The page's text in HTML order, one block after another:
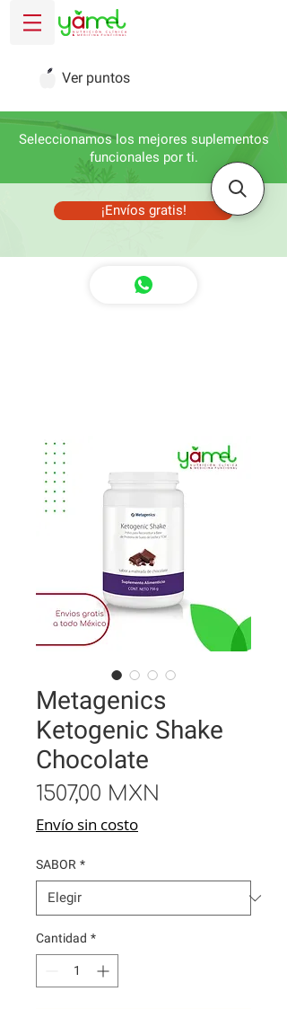
Ver puntos
Seleccionamos los mejores suplementos
funcionales por ti.
¡Envíos gratis!
Metagenics
Ketogenic Shake
Chocolate
1507,00 MXN
Envío sin costo
SABOR *
Cantidad *